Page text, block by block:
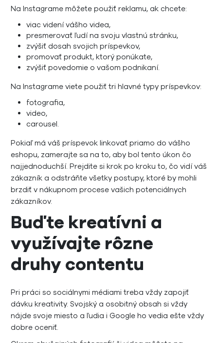
Na Instagrame môžete použiť reklamu, ak chcete:
viac videní vášho videa,
presmerovať ľudí na svoju vlastnú stránku,
zvýšiť dosah svojich príspevkov,
promovať produkt, ktorý ponúkate,
zvýšiť povedomie o vašom podnikaní.
Na Instagrame viete použiť tri hlavné typy príspevkov:
fotografia,
video,
carousel.
Pokiaľ má váš príspevok linkovať priamo do vášho
eshopu, zamerajte sa na to, aby bol tento úkon čo
najjednoduchší. Prejdite si krok po kroku to, čo vidí váš
zákazník a odstráňte všetky postupy, ktoré by mohli
brzdiť v nákupnom procese vašich potenciálnych
zákazníkov.
Buďte kreatívni a
využívajte rôzne
druhy contentu
Pri práci so sociálnymi médiami treba vždy zapojiť
dávku kreativity. Svojský a osobitný obsah si vždy
nájde svoje miesto a ľudia i Google ho vedia ešte vždy
dobre oceniť.